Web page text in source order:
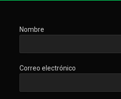
Nombre
Correo electrónico